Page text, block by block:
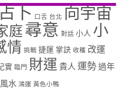
卜 口舌 台北 向宇宙
庭尋意 對話 小人 小
情 挑戰 捷運 掌訣 收穫 改運
實 臨門 財運 貴人 運勢過年
風水 鴻運 黃色小鴨